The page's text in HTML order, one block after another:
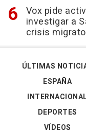
Vox pide
investigar a
crisis
ÚLTIMAS
ESPAÑA
DEPORTES
VÍDEOS